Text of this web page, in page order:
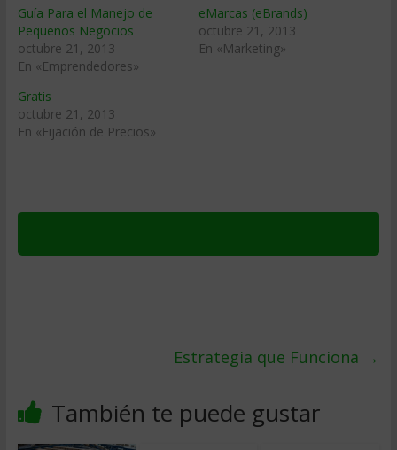
Guía Para el Manejo de
Pequeños Negocios
octubre 21, 2013
En «Emprendedores»
eMarcas (eBrands)
octubre 21, 2013
En «Marketing»
Gratis
octubre 21, 2013
En «Fijación de Precios»
Estrategia que Funciona →
También te puede gustar